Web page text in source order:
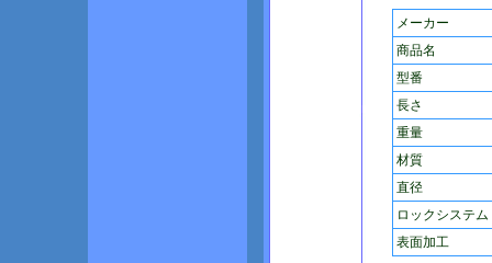
メーカー
商品名
型番
長さ
重量
材質
直径
ロックシステム
表面加工